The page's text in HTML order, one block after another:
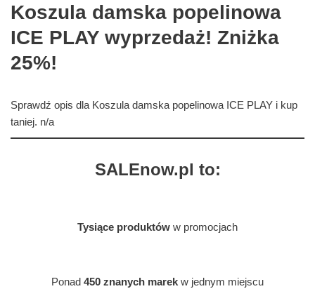
Koszula damska popelinowa
ICE PLAY wyprzedaż! Zniżka
25%!
Sprawdź opis dla Koszula damska popelinowa ICE PLAY i kup
taniej. n/a
SALEnow.pl to:
Tysiące produktów w promocjach
Ponad 450 znanych marek w jednym miejscu